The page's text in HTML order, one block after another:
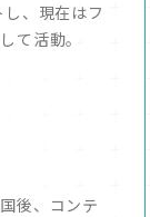
、現在はフ
て活動。
後、コンテ